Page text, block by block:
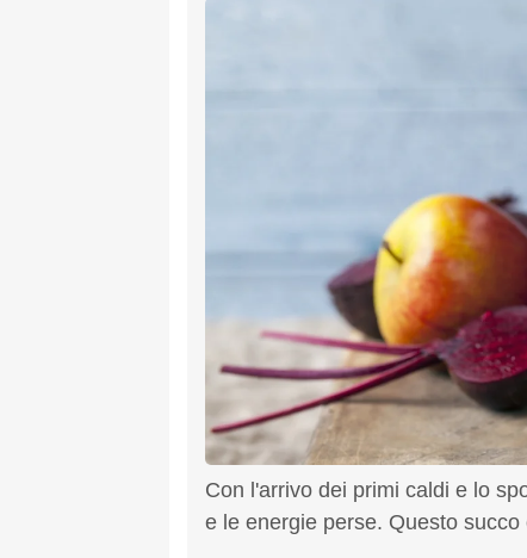
Con l'arrivo dei primi caldi e lo
e le energie perse. Questo